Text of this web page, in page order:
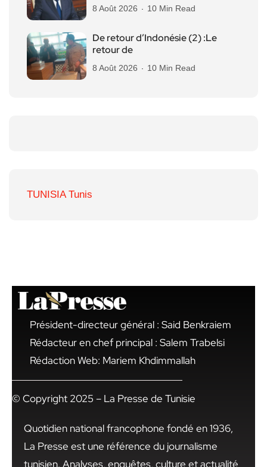
8 Août 2026 10 Min Read
De retour d’Indonésie (2) :Le
retour de
8 Août 2026 10 Min Read
TUNISIA Tunis
Président-directeur général : Said Benkraiem
Rédacteur en chef principal : Salem Trabelsi
Rédaction Web: Mariem Khdimmallah
© Copyright 2025 – La Presse de Tunisie
Quotidien national francophone fondé en 1936,
La Presse est une référence du journalisme
tunisien. Analyses, enquêtes, culture et actualité